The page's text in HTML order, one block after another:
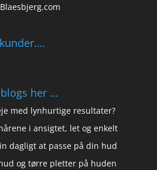
Blaesbjerg.com
her …
med lynhurtige resultater?
i ansigtet, let og enkelt
dagligt at passe på din hud
og tørre pletter på huden